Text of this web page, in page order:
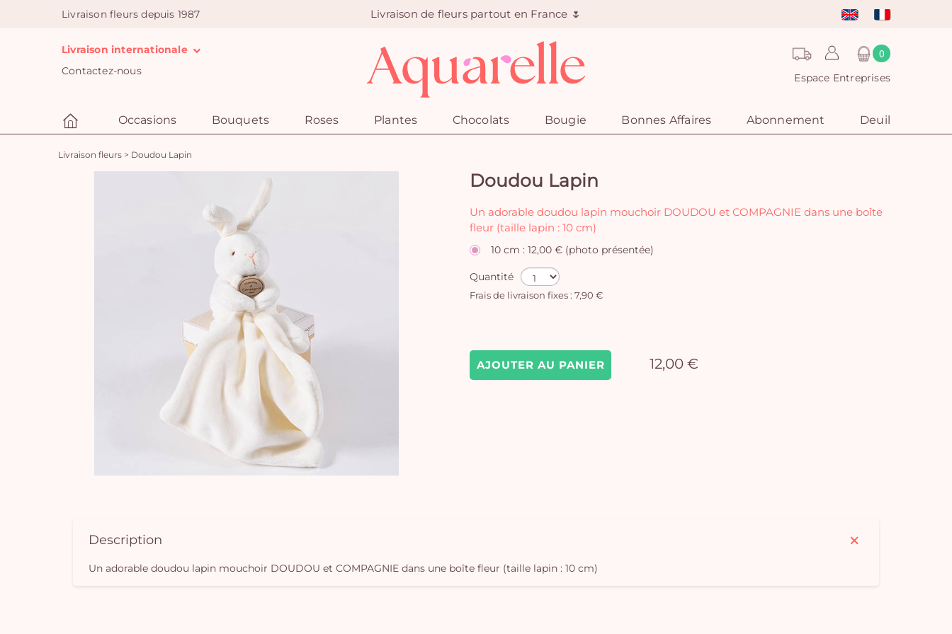
Livraison fleurs depuis 1987 Livraison de fleurs partout en France 🌷
Livraison internationale
Contactez-nous
0
Espace Entreprises
Occasions Bouquets Roses Plantes Chocolats Bougie Bonnes Affaires Abonnement Deuil
Livraison fleurs > Doudou Lapin
Doudou Lapin
Un adorable doudou lapin mouchoir DOUDOU et COMPAGNIE dans une boîte
fleur (taille lapin : 10 cm)
10 cm : 12,00 € (photo présentée)
Quantité
Frais de livraison fixes : 7,90 €
AJOUTER AU PANIER 12,00 €
Description
Un adorable doudou lapin mouchoir DOUDOU et COMPAGNIE dans une boîte fleur (taille lapin : 10 cm)